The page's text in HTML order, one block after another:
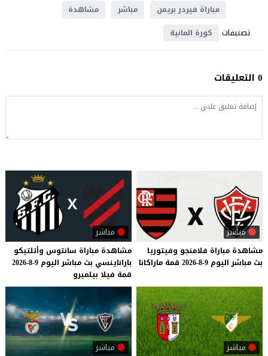
مباراة فيردر بريمن
مباشر مشاهدة
تصنيفات كورة المانية
0 التعليقات
مباشر
مشاهدة مباراة فلامنجو وفيتوريا
بث مباشر اليوم 9-8-2026 قمة ماراكانا
مباشر
مشاهدة مباراة سانتوس وأتلتيكو
باراناينسي بث مباشر اليوم 9-8-2026
قمة فيلا بيلميرو
مباشر مباشر